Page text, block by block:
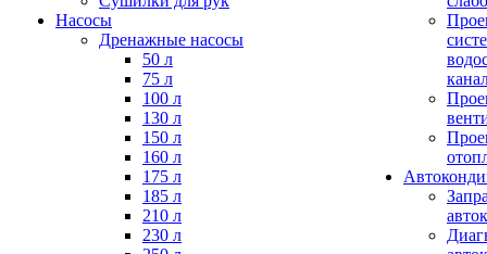
Насосы
Дренажные насосы
50 л
75 л
100 л
130 л
150 л
160 л
175 л
185 л
210 л
230 л